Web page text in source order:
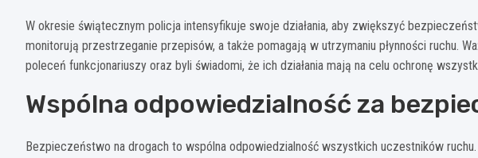
W okresie świątecznym policja intensyfikuje swoje działania, aby zwiększyć
monitorują przestrzeganie przepisów, a także pomagają w utrzymaniu płynności ruchu.
poleceń funkcjonariuszy oraz byli świadomi, że ich działania mają na celu ochronę
Wspólna odpowiedzialność za
Bezpieczeństwo na drogach to wspólna odpowiedzialność wszystkich uczestników